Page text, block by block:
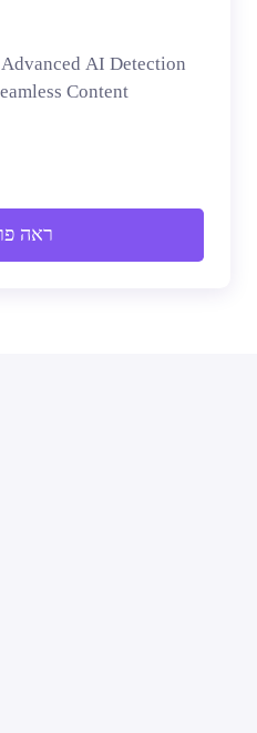
AI Detection
Content
ראה